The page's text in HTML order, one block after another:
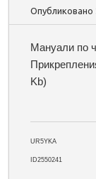
Опубликовано
Мануали по
Kb)
UR5YKA
ID2550241